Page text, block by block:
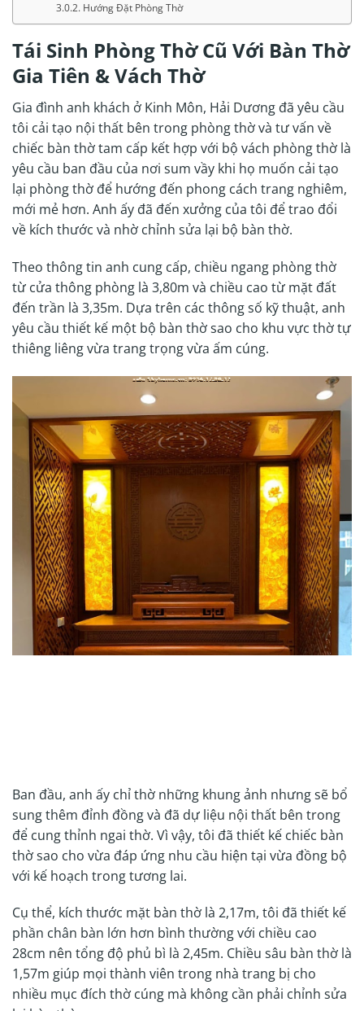
Hướng Đặt Phòng Thờ
Tái Sinh Phòng Thờ Cũ Với Bàn Thờ
Gia Tiên & Vách Thờ
Gia đình anh khách ở Kinh Môn, Hải Dương đã yêu cầu
tôi cải tạo nội thất bên trong phòng thờ và tư vấn về
chiếc bàn thờ tam cấp kết hợp với bộ vách phòng thờ là
yêu cầu ban đầu của nơi sum vầy khi họ muốn cải tạo
lại phòng thờ để hướng đến phong cách trang nghiêm,
mới mẻ hơn. Anh ấy đã đến xưởng của tôi để trao đổi
về kích thước và nhờ chỉnh sửa lại bộ bàn thờ.
Theo thông tin anh cung cấp, chiều ngang phòng thờ
từ cửa thông phòng là 3,80m và chiều cao từ mặt đất
đến trần là 3,35m. Dựa trên các thông số kỹ thuật, anh
yêu cầu thiết kế một bộ bàn thờ sao cho khu vực thờ tự
thiêng liêng vừa trang trọng vừa ấm cúng.
Ban đầu, anh ấy chỉ thờ những khung ảnh nhưng sẽ bổ
sung thêm đỉnh đồng và đã dự liệu nội thất bên trong
để cung thỉnh ngai thờ. Vì vậy, tôi đã thiết kế chiếc bàn
thờ sao cho vừa đáp ứng nhu cầu hiện tại vừa đồng bộ
với kế hoạch trong tương lai.
Cụ thể, kích thước mặt bàn thờ là 2,17m, tôi đã thiết kế
phần chân bàn lớn hơn bình thường với chiều cao
28cm nên tổng độ phủ bì là 2,45m. Chiều sâu bàn thờ là
1,57m giúp mọi thành viên trong nhà trang bị cho
nhiều mục đích thờ cúng mà không cần phải chỉnh sửa